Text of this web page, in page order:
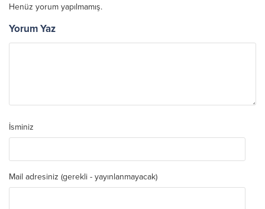
Henüz yorum yapılmamış.
Yorum Yaz
İsminiz
Mail adresiniz (gerekli - yayınlanmayacak)